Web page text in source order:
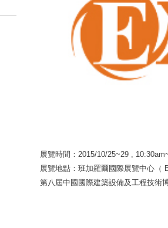
展覽時間：2015/10/25~29 ,
展覽地點：班加羅爾國際展覽中心（
第八屆中國國際建築設備及工程技術